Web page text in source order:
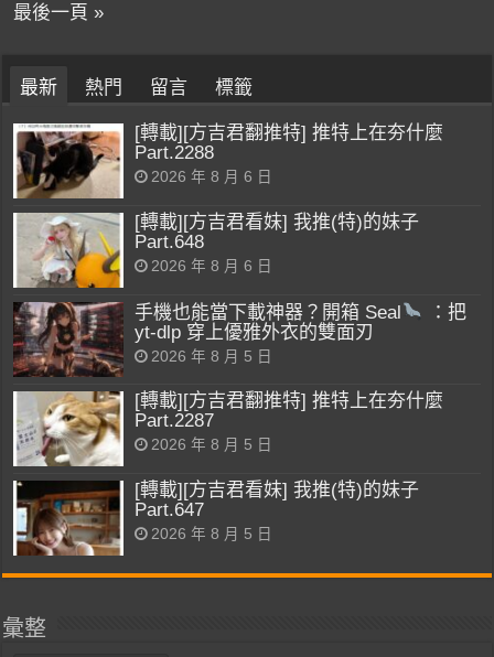
最後一頁 »
最新 熱門 留言 標籤
[轉載][方吉君翻推特] 推特上在夯什麼
Part.2288
2026 年 8 月 6 日
[轉載][方吉君看妹] 我推(特)的妹子
Part.648
2026 年 8 月 6 日
手機也能當下載神器？開箱 Seal
：把
yt-dlp 穿上優雅外衣的雙面刃
2026 年 8 月 5 日
[轉載][方吉君翻推特] 推特上在夯什麼
Part.2287
2026 年 8 月 5 日
[轉載][方吉君看妹] 我推(特)的妹子
Part.647
2026 年 8 月 5 日
彙整